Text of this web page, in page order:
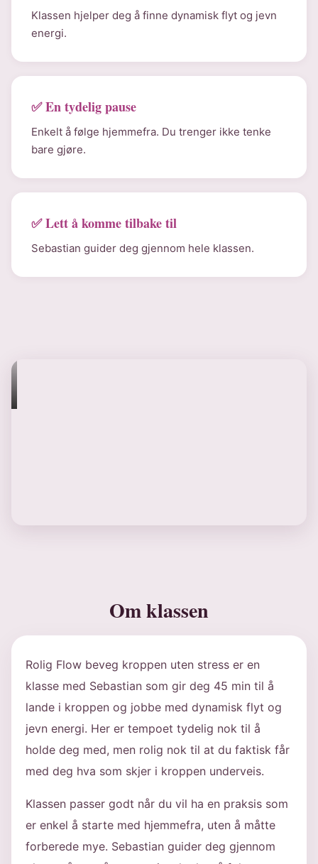
Klassen hjelper deg å finne dynamisk flyt og jevn
energi.
✅ En tydelig pause
Enkelt å følge hjemmefra. Du trenger ikke tenke
bare gjøre.
✅ Lett å komme tilbake til
Sebastian guider deg gjennom hele klassen.
Om klassen
Rolig Flow beveg kroppen uten stress er en
klasse med Sebastian som gir deg 45 min til å
lande i kroppen og jobbe med dynamisk flyt og
jevn energi. Her er tempoet tydelig nok til å
holde deg med, men rolig nok til at du faktisk får
med deg hva som skjer i kroppen underveis.
Klassen passer godt når du vil ha en praksis som
er enkel å starte med hjemmefra, uten å måtte
forberede mye. Sebastian guider deg gjennom